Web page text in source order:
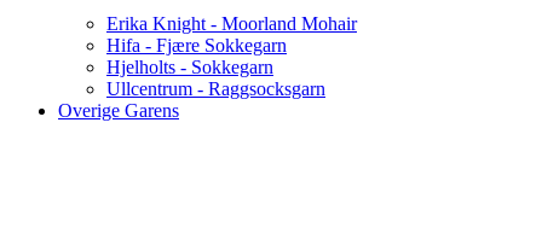
Erika Knight - Moorland Mohair
Hifa - Fjære Sokkegarn
Hjelholts - Sokkegarn
Ullcentrum - Raggsocksgarn
Overige Garens